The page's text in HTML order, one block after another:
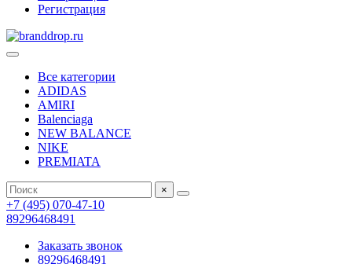
Регистрация
Все категории
ADIDAS
AMIRI
Balenciaga
NEW BALANCE
NIKE
PREMIATA
×
+7 (495) 070-47-10
89296468491
Заказать звонок
89296468491